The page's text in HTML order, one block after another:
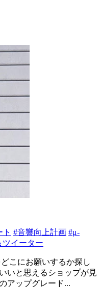
#音響向上計画 #μ-
ツイーター
こにお願いするか探し
いと思えるショップが見
アップグレード...